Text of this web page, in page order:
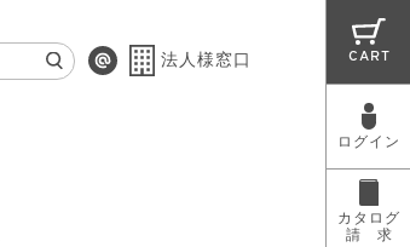
法人様窓口 CART
ログイン
カタログ
請 求